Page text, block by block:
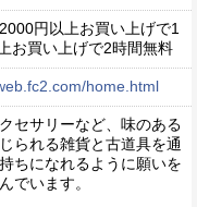
円以上お買い上げで1
お買い上げで2時間無料
home.html
セサリーなど、味のある
られる雑貨と古道具を通
ちになれるように願いを
でいます。